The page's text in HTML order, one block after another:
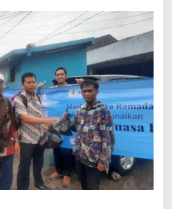
i
s
a
l
B
e
r
b
a
k